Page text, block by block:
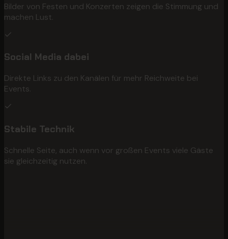
Bilder von Festen und Konzerten zeigen die Stimmung und
machen Lust.
Social Media dabei
Direkte Links zu den Kanälen für mehr Reichweite bei
Events.
Stabile Technik
Schnelle Seite, auch wenn vor großen Events viele Gäste
sie gleichzeitig nutzen.